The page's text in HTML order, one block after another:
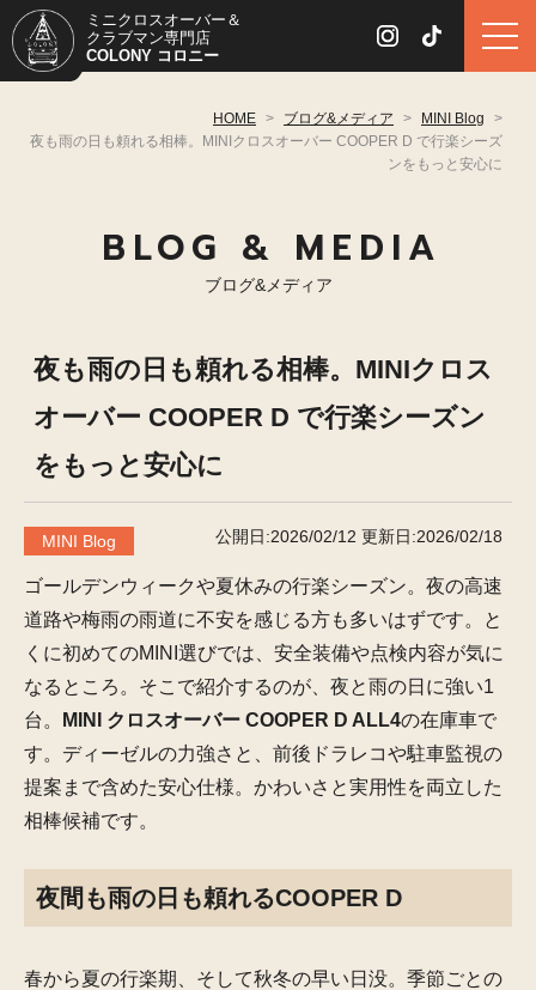
ミニクロスオーバー＆
クラブマン専門店
COLONY コロニー
HOME > ブログ&メディア > MINI Blog
>
夜も雨の日も頼れる相棒。MINIクロスオーバー COOPER D で行楽シーズ
ンをもっと安心に
BLOG & MEDIA
ブログ&メディア
夜も雨の日も頼れる相棒。MINIクロス
オーバー COOPER D で行楽シーズン
をもっと安心に
MINI Blog 公開日:2026/02/12 更新日:2026/02/18
ゴールデンウィークや夏休みの行楽シーズン。夜の高速
道路や梅雨の雨道に不安を感じる方も多いはずです。と
くに初めてのMINI選びでは、安全装備や点検内容が気に
なるところ。そこで紹介するのが、夜と雨の日に強い1
台。
MINI クロスオーバー COOPER D ALL4の在庫車で
す。ディーゼルの力強さと、前後ドラレコや駐車監視の
提案まで含めた安心仕様。かわいさと実用性を両立した
相棒候補です。
夜間も雨の日も頼れるCOOPER D
春から夏の行楽期、そして秋冬の早い日没。季節ごとの